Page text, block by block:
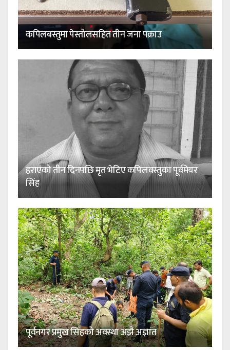
कपिलबस्तुमा पेस्तोलसहित तीन जना पक्राउ
हराएको तीन दिनपछि मृत भेटिए कपिलवस्तुका पूर्वमेयर
सिंह
पूर्वनगर प्रमुख सिंहको अवस्था अझै अज्ञात